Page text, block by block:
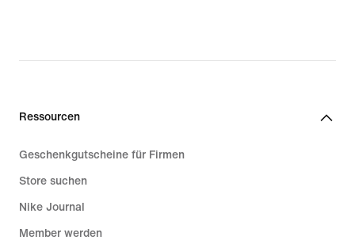
Ressourcen
Geschenkgutscheine für Firmen
Store suchen
Nike Journal
Member werden